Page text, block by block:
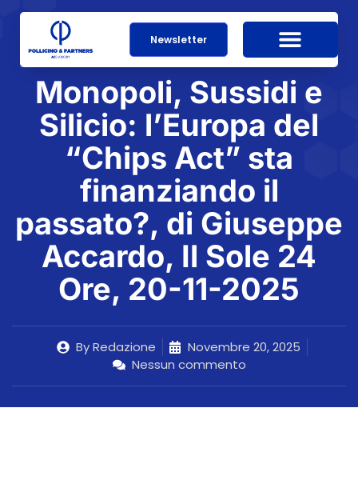
Newsletter
Monopoli, Sussidi e
Silicio: l’Europa del
“Chips Act” sta
finanziando il
passato?, di Giuseppe
Accardo, Il Sole 24
Ore, 20-11-2025
ByRedazione
Novembre 20, 2025
Nessun commento